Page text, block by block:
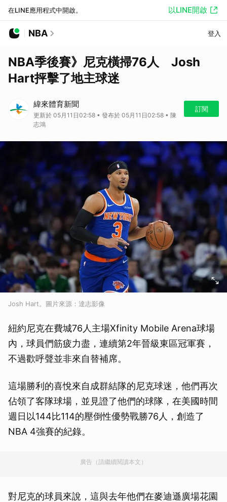
在LINE應用程式中開啟。 以LINE開啟
NBA 登入
NBA季後賽》尼克橫掃76人 Josh
Hart抨擊了地主球迷
緯來體育新聞
更新於 05月11日02:58 • 發布於 05月11日02:58 • 陳
志鴻
訂閱
Josh Hart。圖片來源：達志影像
紐約尼克在費城76人主場Xfinity Mobile Arena球場
內，球員們筋疲力盡，連續第2年晉級東區冠軍賽，
不過歡呼聲並非來自替補席。
這場勝利的喜悅來自成群結隊的尼克球迷，他們再次
佔領了客隊球場，並見證了他們的球隊，在美國時間
週日以144比114的壓倒性優勢戰勝76人，創造了
NBA 4強賽的紀錄。
廣告（請繼續閱讀本文）
對尼克的球員來說，這與去年他們在麥迪遜廣場花園